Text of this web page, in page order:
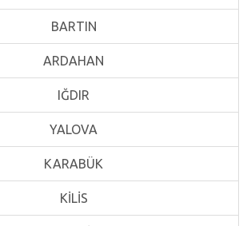
BARTIN
ARDAHAN
IĞDIR
YALOVA
KARABÜK
KİLİS